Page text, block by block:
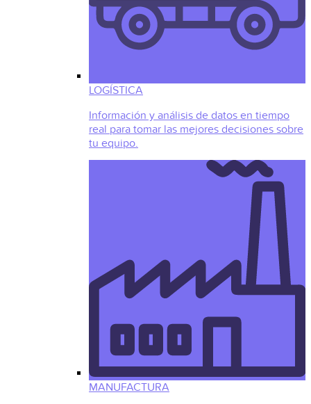
LOGÍSTICA
Información y análisis de datos en tiempo
real para tomar las mejores decisiones sobre
tu equipo.
MANUFACTURA